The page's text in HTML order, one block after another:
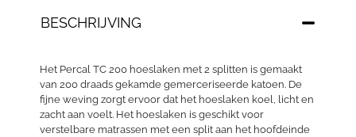
BESCHRIJVING
Het Percal TC 200 hoeslaken met 2 splitten is gemaakt
van 200 draads gekamde gemerceriseerde katoen. De
fijne weving zorgt ervoor dat het hoeslaken koel, licht en
zacht aan voelt. Het hoeslaken is geschikt voor
verstelbare matrassen met een split aan het hoofdeinde